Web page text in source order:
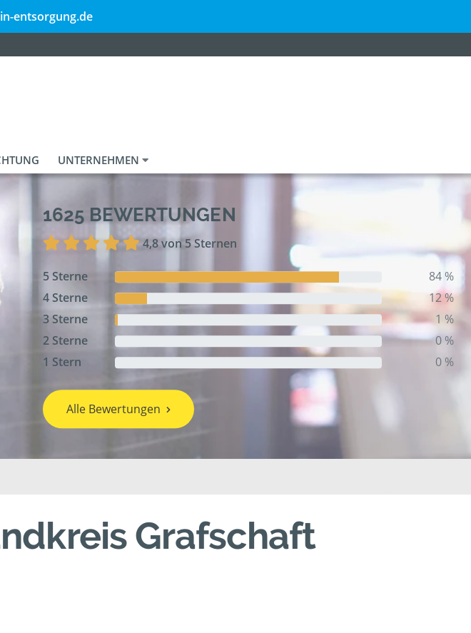
entsorgung.de
UNTERNEHMEN
1625 BEWERTUNGEN
4,8 von 5 Sternen
5 Sterne
84 %
4 Sterne
12 %
3 Sterne
1 %
2 Sterne
0 %
1 Stern
0 %
Alle Bewertungen
Grafschaft